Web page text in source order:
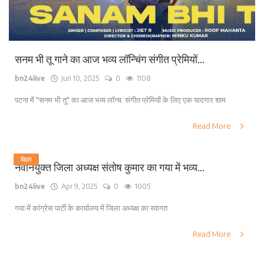
सनम भी तू गाने का आज भव्य लॉन्चिंग संगीत प्रेमियों...
bn24live Jun 10, 2025 0 1108
पटना में "सनम भी तू" का आज भव्य लॉन्च: संगीत प्रेमियों के लिए एक यादगार शाम
Read More
बिहार
नवनियुक्त जिला अध्यक्ष संतोष कुमार का गया में भव्य...
bn24live Apr 9, 2025 0 1005
गया में कांग्रेस पार्टी के कार्यालय में जिला अध्यक्ष का स्वागत
Read More